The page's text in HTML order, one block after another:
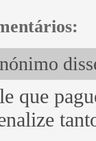
que